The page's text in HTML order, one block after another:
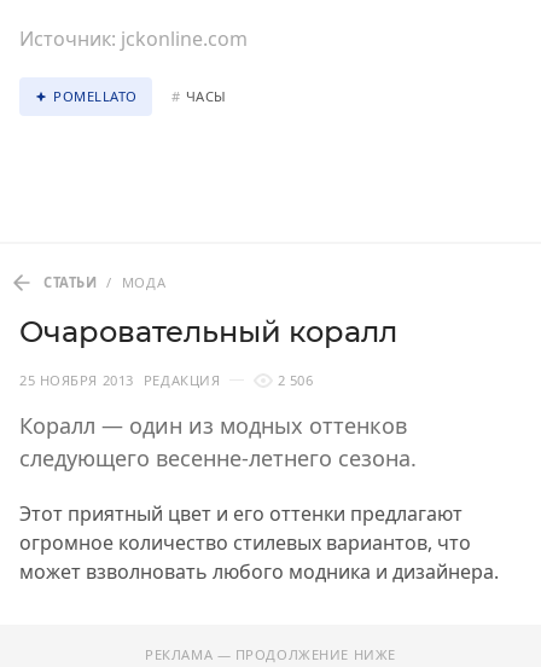
Источник: jckonline.com
POMELLATO # ЧАСЫ
СТАТЬИ / МОДА
Очаровательный коралл
25 НОЯБРЯ 2013 РЕДАКЦИЯ 2 506
Коралл — один из модных оттенков
следующего весенне-летнего сезона.
Этот приятный цвет и его оттенки предлагают
огромное количество стилевых вариантов, что
может взволновать любого модника и дизайнера.
РЕКЛАМА — ПРОДОЛЖЕНИЕ НИЖЕ